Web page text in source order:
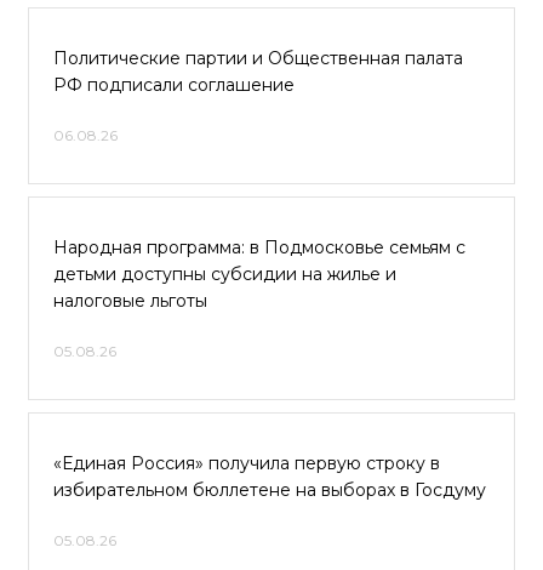
Политические партии и Общественная палата
РФ подписали соглашение
06.08.26
Народная программа: в Подмосковье семьям с
детьми доступны субсидии на жилье и
налоговые льготы
05.08.26
«Единая Россия» получила первую строку в
избирательном бюллетене на выборах в Госдуму
05.08.26